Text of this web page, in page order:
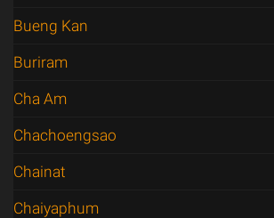
Bueng Kan
Buriram
Cha Am
Chachoengsao
Chainat
Chaiyaphum